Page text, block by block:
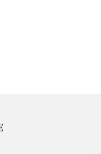
KONTAKTINFORMASJON